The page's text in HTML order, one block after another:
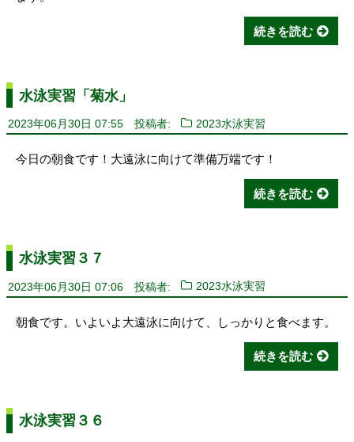
続きを読む
水泳実習「菊水」
2023年06月30日 07:55 投稿者: 2023水泳実習
今日の朝食です！大遠泳に向けて準備万端です！
続きを読む
水泳実習３７
2023年06月30日 07:06 投稿者: 2023水泳実習
朝食です。いよいよ大遠泳に向けて、しっかりと食べます。
続きを読む
水泳実習３６